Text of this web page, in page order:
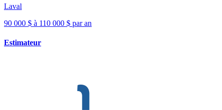
Laval
90 000 $ à 110 000 $ par an
Estimateur